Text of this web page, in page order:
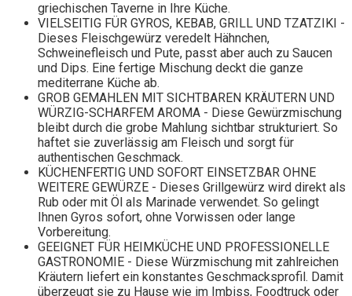
griechischen Taverne in Ihre Küche.
VIELSEITIG FÜR GYROS, KEBAB, GRILL UND TZATZIKI -
Dieses Fleischgewürz veredelt Hähnchen,
Schweinefleisch und Pute, passt aber auch zu Saucen
und Dips. Eine fertige Mischung deckt die ganze
mediterrane Küche ab.
GROB GEMAHLEN MIT SICHTBAREN KRÄUTERN UND
WÜRZIG-SCHARFEM AROMA - Diese Gewürzmischung
bleibt durch die grobe Mahlung sichtbar strukturiert. So
haftet sie zuverlässig am Fleisch und sorgt für
authentischen Geschmack.
KÜCHENFERTIG UND SOFORT EINSETZBAR OHNE
WEITERE GEWÜRZE - Dieses Grillgewürz wird direkt als
Rub oder mit Öl als Marinade verwendet. So gelingt
Ihnen Gyros sofort, ohne Vorwissen oder lange
Vorbereitung.
GEEIGNET FÜR HEIMKÜCHE UND PROFESSIONELLE
GASTRONOMIE - Diese Würzmischung mit zahlreichen
Kräutern liefert ein konstantes Geschmacksprofil. Damit
überzeugt sie zu Hause wie im Imbiss, Foodtruck oder